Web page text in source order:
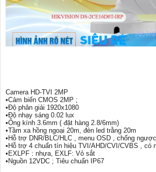
Camera HD-TVI 2MP
•Cảm biến CMOS 2MP ;
•Độ phân giải 1920x1080
•Độ nhạy sáng 0.02 lux
•Ống kính 3.6mm ( đặt hàng 2.8/6mm)
•Tầm xa hồng ngoại 20m, đèn led trằng 20m
•Hỗ trợ DNR/BLC/HLC , menu OSD , chống
•Hỗ trợ 4 chuẩn tín hiệu TVI/AHD/CVI/CVBS , có
•EXLPF : nhựa, EXLF: Vỏ sắt
•Nguồn 12VDC ; Tiêu chuẩn IP67